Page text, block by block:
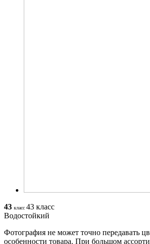
43 класс 43 класс
Водостойкий
Фотография не может точно передавать
особенности товара. При большом